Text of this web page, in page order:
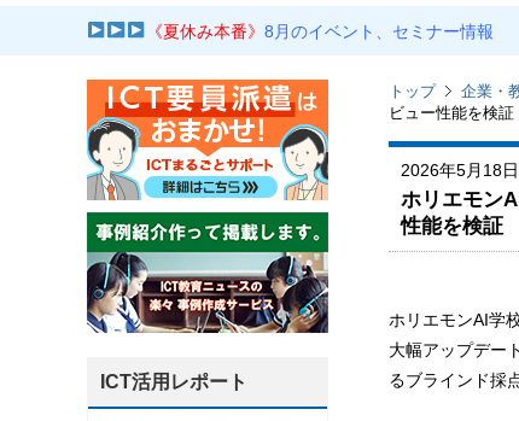
《夏休み本番》8月のイベント、セミナー情報
トップ 企業・
ビュー性能を検証
2026年5月18日
ホリエモン
性能を検証
ホリエモンAI学
大幅アップデー
るブラインド採
ICT活用レポート